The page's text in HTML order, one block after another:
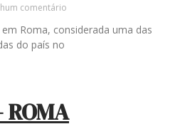
comentário
Roma, considerada uma das
do país no
ROMA